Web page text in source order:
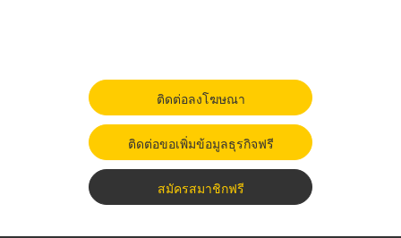
ติดต่อลงโฆษณา
ติดต่อขอเพิ่มข้อมูลธุรกิจฟรี
สมัครสมาชิกฟรี